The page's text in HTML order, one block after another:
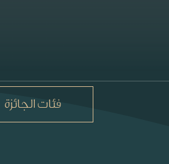
فئات الجائزة